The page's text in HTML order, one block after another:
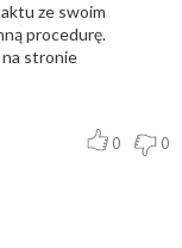
ze swoim
procedurę.
na stronie
0 0